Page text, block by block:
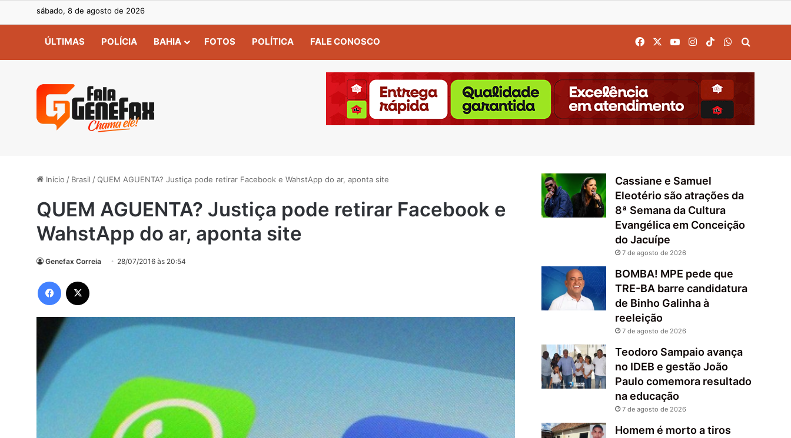
sábado, 8 de agosto de 2026
ÚLTIMAS POLÍCIA BAHIA FOTOS POLÍTICA FALE CONOSCO FacebookYouTubeInstagram
TikTokWhatsApp
Início / Brasil /QUEM AGUENTA? Justiça pode retirar Facebook e WahstApp do ar, aponta site
QUEM AGUENTA? Justiça pode retirar Facebook e
WahstApp do ar, aponta site
Genefax Correia 28/07/2016 às 20:54
Facebook
Cassiane e Samuel
Eleotério são atrações da
8ª Semana da Cultura
Evangélica em Conceição
do Jacuípe
7 de agosto de 2026
BOMBA! MPE pede que
TRE-BA barre candidatura
de Binho Galinha à
reeleição
7 de agosto de 2026
Teodoro Sampaio avança
no IDEB e gestão João
Paulo comemora resultado
na educação
7 de agosto de 2026
Homem é morto a tiros